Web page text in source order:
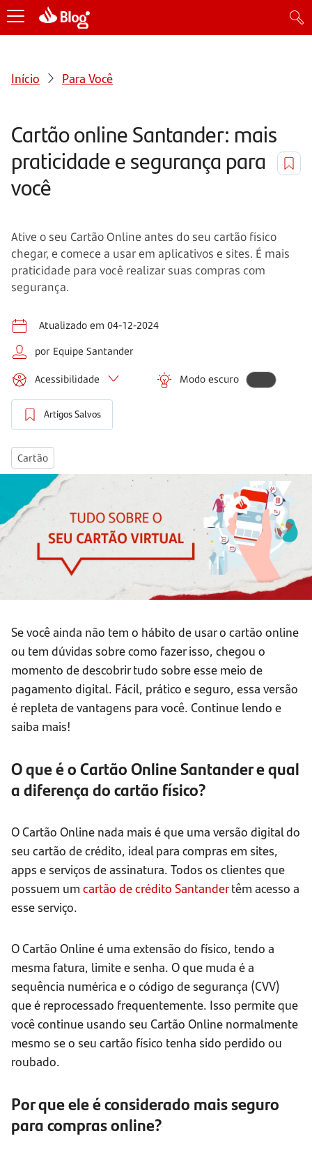
Início Para Você
Cartão online Santander: mais
praticidade e segurança para
você
Ative o seu Cartão Online antes do seu cartão físico
chegar, e comece a usar em aplicativos e sites. É mais
praticidade para você realizar suas compras com
segurança.
Atualizado em 04-12-2024
por Equipe Santander
Acessibilidade Modo escuro
Artigos Salvos
Cartão
Se você ainda não tem o hábito de usar o cartão online
ou tem dúvidas sobre como fazer isso, chegou o
momento de descobrir tudo sobre esse meio de
pagamento digital. Fácil, prático e seguro, essa versão
é repleta de vantagens para você. Continue lendo e
saiba mais!
O que é o Cartão Online Santander e qual
a diferença do cartão físico?
O Cartão Online nada mais é que uma versão digital do
seu cartão de crédito, ideal para compras em sites,
apps e serviços de assinatura. Todos os clientes que
possuem um cartão de crédito Santandertêm acesso a
esse serviço.
O Cartão Online é uma extensão do físico, tendo a
mesma fatura, limite e senha. O que muda é a
sequência numérica e o código de segurança (CVV)
que é reprocessado frequentemente. Isso permite que
você continue usando seu Cartão Online normalmente
mesmo se o seu cartão físico tenha sido perdido ou
roubado.
Por que ele é considerado mais seguro
para compras online?